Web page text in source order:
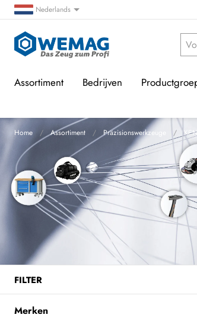
Nederlands
Assortiment Bedrijven
Home Assortiment Präzisionswerkzeuge
FILTER
Merken